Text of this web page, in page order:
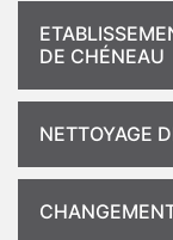
DE CHÉNEAU
NETTOYAGE